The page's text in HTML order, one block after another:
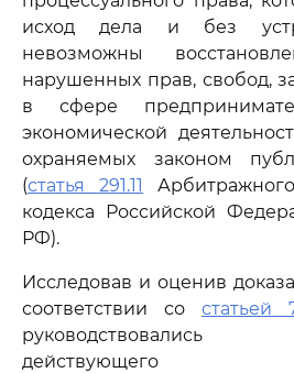
исход дела и без
невозможны
нарушенных прав, свобод,
в сфере
экономической
охраняемых законом
(статья 291.11
кодекса Российской
РФ).
Исследовав и оценив
соответствии со статьей
действующего